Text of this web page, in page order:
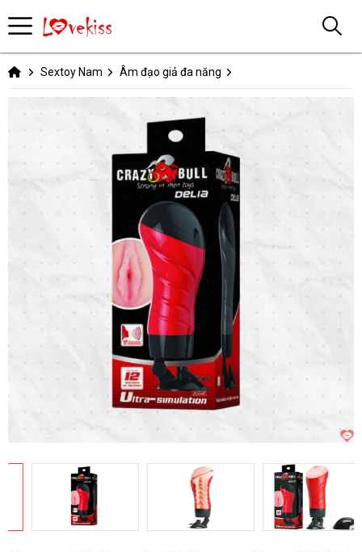
Sextoy Nam Âm đạo giả đa năng